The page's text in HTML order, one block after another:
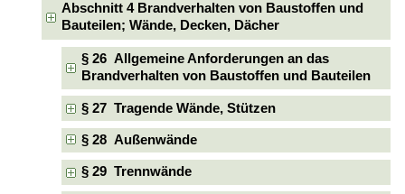
Abschnitt 4 Brandverhalten von Baustoffen und
Bauteilen; Wände, Decken, Dächer
§ 26 Allgemeine Anforderungen an das
Brandverhalten von Baustoffen und Bauteilen
§ 27 Tragende Wände, Stützen
§ 28 Außenwände
§ 29 Trennwände